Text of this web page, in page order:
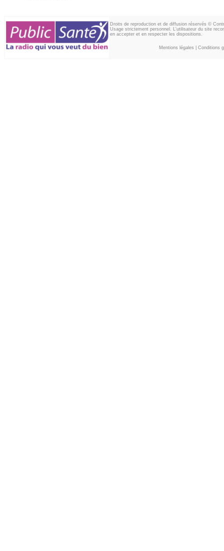
Droits de reproduction et de diffusion réservés ©
Usage strictement personnel. L'utilisateur du site
en accepter et en respecter les dispositions.
Mentions légales Conditions